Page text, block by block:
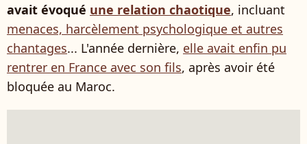
avait évoqué une relation chaotique, incluant
menaces, harcèlement psychologique et autres
chantages... L'année dernière, elle avait enfin pu
rentrer en France avec son fils, après avoir été
bloquée au Maroc.